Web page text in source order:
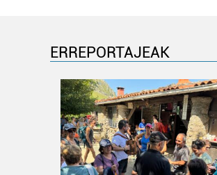
ERREPORTAJEAK